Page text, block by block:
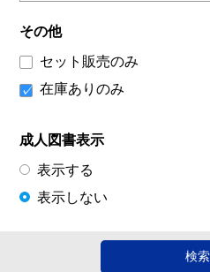
その他
セット販売のみ
在庫ありのみ
成人図書表示
表示する
表示しない